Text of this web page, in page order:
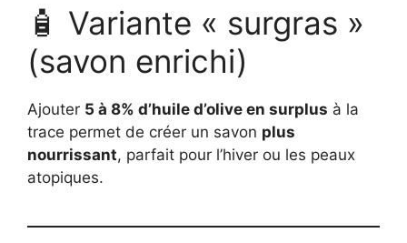
🧴 Variante « surgras »
(savon enrichi)
Ajouter 5 à 8% d’huile d’olive en surplus à la
trace permet de créer un savon plus
nourrissant, parfait pour l’hiver ou les peaux
atopiques.